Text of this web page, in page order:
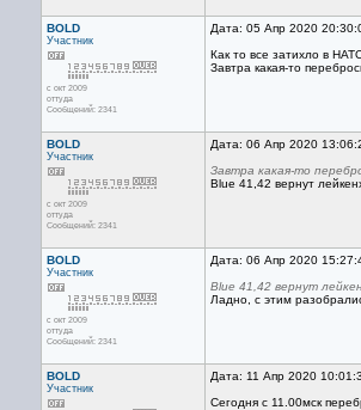
BOLD
Участник
с окт 2009
оттуда
Сообщений: 2341
Дата: 05 Апр 2020
Как то все затихло в
Завтра какая-то
BOLD
Участник
с окт 2009
оттуда
Сообщений: 2341
Дата: 06 Апр 2020
Завтра какая-то
Blue 41,42 вернут
BOLD
Участник
с окт 2009
оттуда
Сообщений: 2341
Дата: 06 Апр 2020
Blue 41,42 вернут
Ладно, с этим
BOLD
Участник
Дата: 11 Апр 2020
Сегодня с 11.00мск